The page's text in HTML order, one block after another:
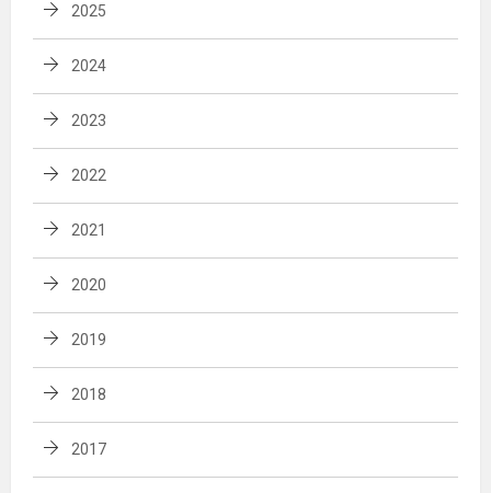
2025
2024
2023
2022
2021
2020
2019
2018
2017